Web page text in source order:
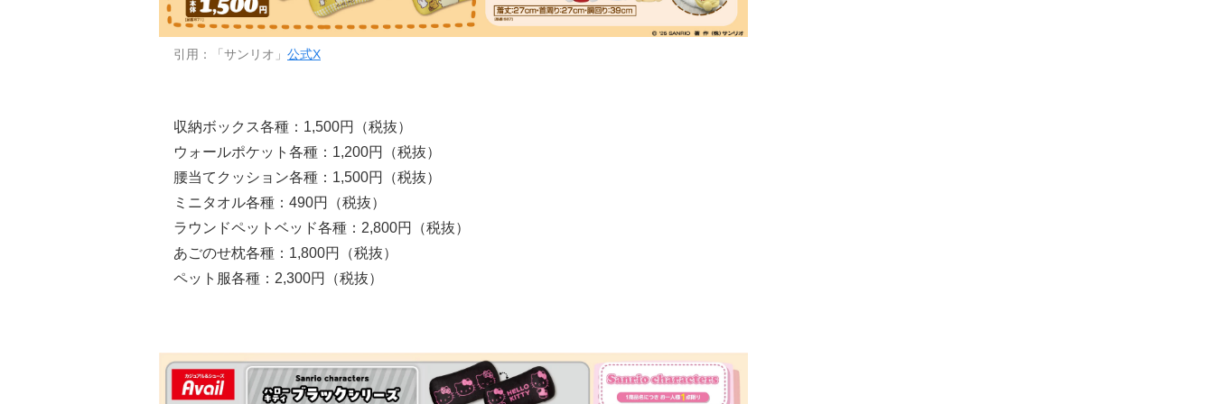
引用：「サンリオ」 公式X
収納ボックス各種：1,500円（税抜）
ウォールポケット各種：1,200円（税抜）
腰当てクッション各種：1,500円（税抜）
ミニタオル各種：490円（税抜）
ラウンドペットベッド各種：2,800円（税抜）
あごのせ枕各種：1,800円（税抜）
ペット服各種：2,300円（税抜）